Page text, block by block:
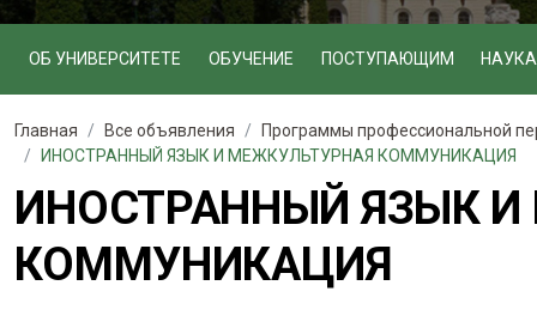
ОБ УНИВЕРСИТЕТЕ ОБУЧЕНИЕ ПОСТУПАЮЩИМ
Главная Все объявления
Программы профессиональной
ИНОСТРАННЫЙ ЯЗЫК И МЕЖКУЛЬТУРНАЯ КОММУНИКАЦИЯ
ИНОСТРАННЫЙ ЯЗЫК
КОММУНИКАЦИЯ